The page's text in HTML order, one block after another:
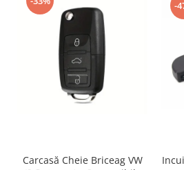
Carcasă Cheie Briceag VW
-